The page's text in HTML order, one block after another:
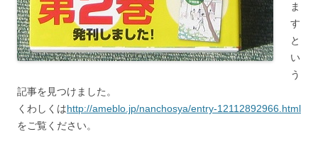
ま
す
と
い
う
記事を見つけました。
くわしくはhttp://ameblo.jp/nanchosya/entry-12112892966.html
をご覧ください。